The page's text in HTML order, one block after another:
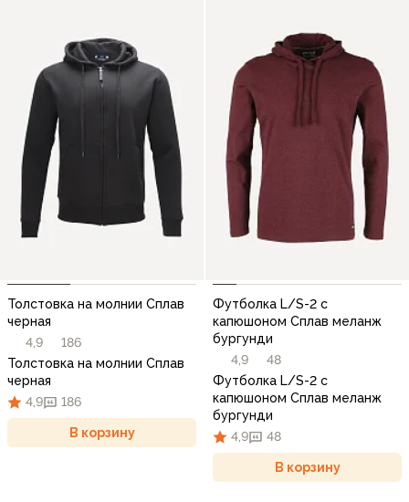
Толстовка на молнии Сплав
черная
4,9
186
Толстовка на молнии Сплав
черная
4,9
186
В корзину
Футболка L/S-2 с
капюшоном Сплав меланж
бургунди
4,9
48
Футболка L/S-2 с
капюшоном Сплав меланж
бургунди
4,9
48
В корзину